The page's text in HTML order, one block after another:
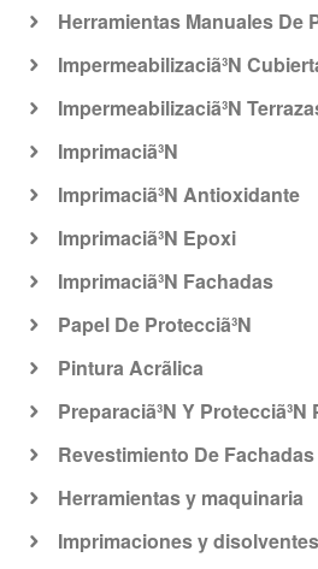
Herramientas Manuales De
Impermeabilizaciã³N
Impermeabilizaciã³N
Imprimaciã³N
Imprimaciã³N Antioxidante
Imprimaciã³N Epoxi
Imprimaciã³N Fachadas
Papel De Protecciã³N
Pintura Acrã­lica
Preparaciã³N Y
Revestimiento De Fachadas
Herramientas y maquinaria
Imprimaciones y disolventes